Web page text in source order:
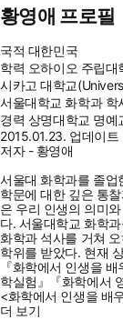
황영애 프로필
국적 대한민국
학력 오하이오 주립
시카고 대학교
서울대학교 화학과 학
경력 상명대학교 명예
2015.01.23. 업데이트
저자 - 황영애
서울대 화학과를 졸
학문에 대한 깊은 통
은 우리 인생의 의미
다. 서울대학교 화학
화학과 석사를 거쳐
학위를 받았다. 현재
『화학에서 인생을
학실험』『화학에서
<화학에서 인생을 배
더 보기